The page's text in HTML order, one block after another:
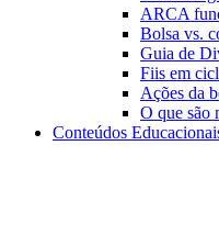
ARCA
Bolsa vs.
Guia de
Fiis em
Ações da
O que são
Conteúdos